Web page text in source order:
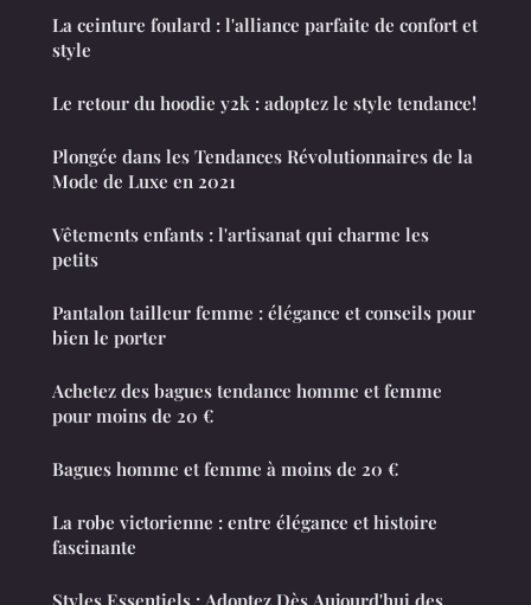
La ceinture foulard : l'alliance parfaite de confort et
style
Le retour du hoodie y2k : adoptez le style tendance!
Plongée dans les Tendances Révolutionnaires de la
Mode de Luxe en 2021
Vêtements enfants : l'artisanat qui charme les
petits
Pantalon tailleur femme : élégance et conseils pour
bien le porter
Achetez des bagues tendance homme et femme
pour moins de 20 €
Bagues homme et femme à moins de 20 €
La robe victorienne : entre élégance et histoire
fascinante
Styles Essentiels : Adoptez Dès Aujourd'hui des